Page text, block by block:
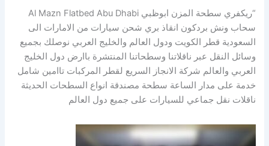
“ريكفري سطحة المزن ابوظبي Al Mazn Flatbed Abu Dhabi
سحاب ونش بردكون انقاذ بري شحن سيارات من الامارات الى
السعودية قطر الكويت ودول العالم والخليج العربي نوصلك بجميع
وسائل النقل عبر ناقلاتنا وسطحاتنا المنتشرة باارض دول الخليج
العربي والعالم شركة الانجاز السريع لقطر المركبات تاامين شامل
خدمة على مدار الساعة سطحة مصندقة انواع السطحات الحديثة
ناقلات نقل جماعي للسيارات على جميع دول العالم